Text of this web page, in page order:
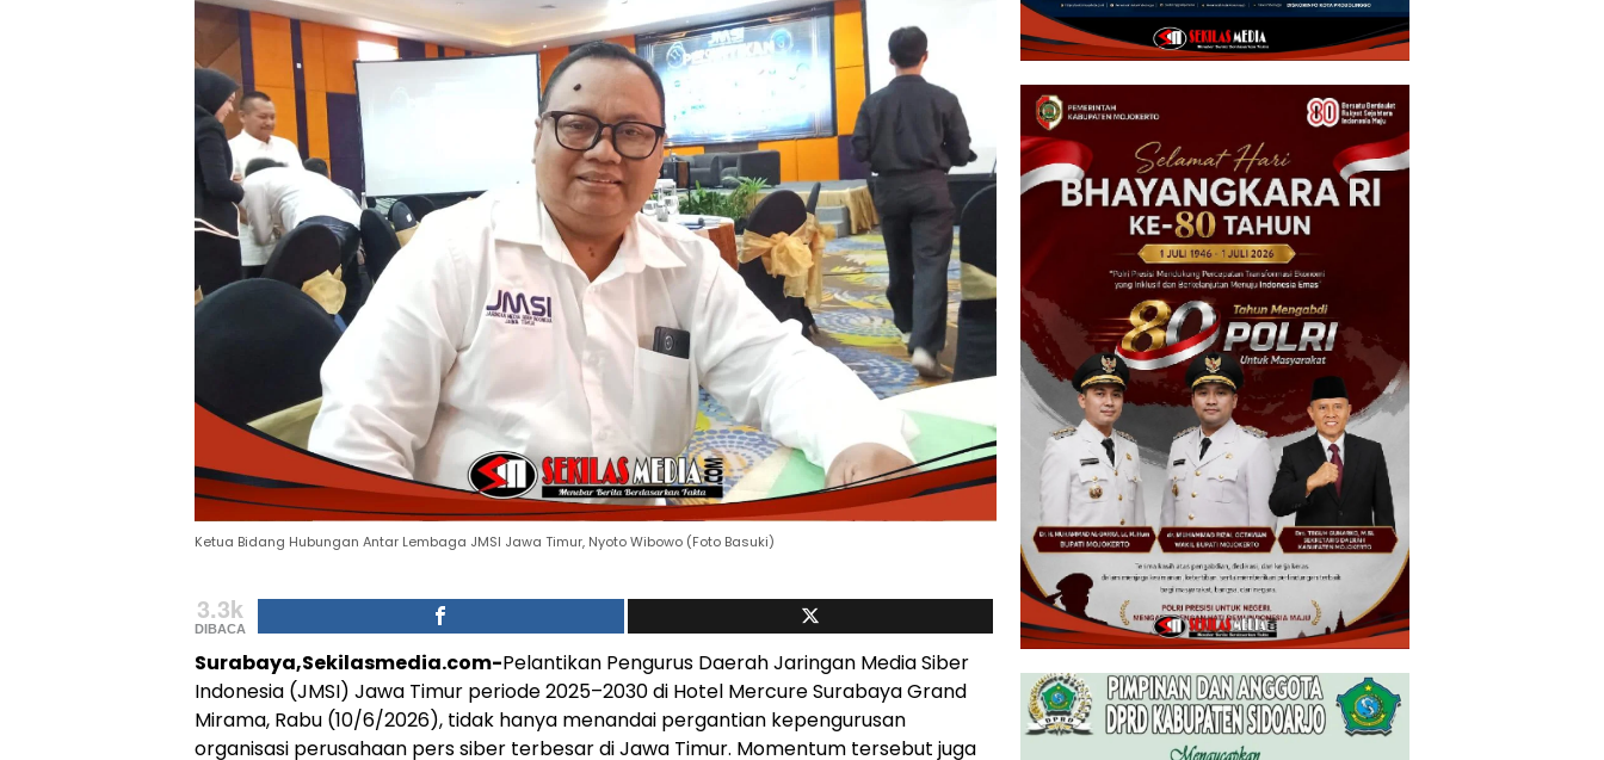
Ketua Bidang Hubungan Antar Lembaga JMSI Jawa Timur, Nyoto Wibowo (Foto Basuki)
3.3k
DIBACA
Surabaya,Sekilasmedia.com-Pelantikan Pengurus Daerah Jaringan Media Siber
Indonesia (JMSI) Jawa Timur periode 2025–2030 di Hotel Mercure Surabaya Grand
Mirama, Rabu (10/6/2026), tidak hanya menandai pergantian kepengurusan
organisasi perusahaan pers siber terbesar di Jawa Timur. Momentum tersebut juga